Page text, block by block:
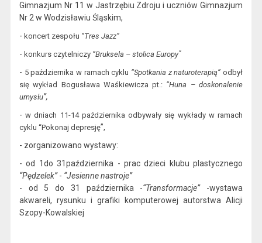
Gimnazjum Nr 11 w Jastrzębiu Zdroju i uczniów Gimnazjum
Nr 2 w Wodzisławiu Śląskim,
- koncert zespołu “Tres Jazz”
- konkurs czytelniczy “Bruksela – stolica Europy"
- 5 października w ramach cyklu “Spotkania z naturoterapią” odbył
się wykład Bogusława Waśkiewicza pt.: “Huna – doskonalenie
umysłu”,
-w dniach 11-14 października odbywały się wykłady wramach
cyklu “Pokonaj depresję”,
- zorganizowano wystawy:
- od 1do31października - prac dzieci klubu plastycznego
“Pędzelek”- “Jesienne nastroje”
- od 5 do 31 października -“Transformacje”-wystawa
akwareli, rysunku i grafiki komputerowej autorstwa Alicji
Szopy-Kowalskiej